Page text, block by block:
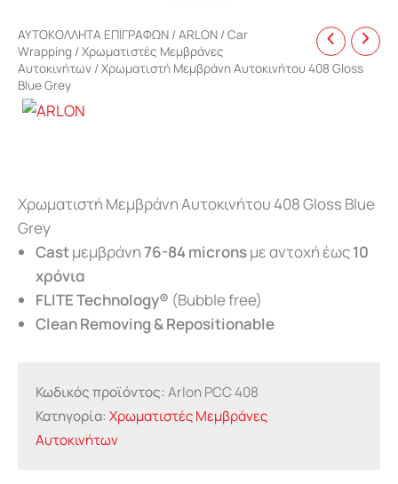
ΑΥΤΟΚΟΛΛΗΤΑ ΕΠΙΓΡΑΦΩΝ /ARLON /Car
Wrapping /Χρωματιστές Μεμβράνες
Αυτοκινήτων / Χρωματιστή Μεμβράνη Αυτοκινήτου 408 Gloss
Blue Grey
Χρωματιστή Μεμβράνη Αυτοκινήτου 408 Gloss Blue
Grey
Castμεμβράνη76-84 micronsμε αντοχή έως10
χρόνια
FLITE Technology® (Bubble free)
Clean Removing & Repositionable
Κωδικός προϊόντος: Arlon PCC 408
Κατηγορία: Χρωματιστές Μεμβράνες
Αυτοκινήτων